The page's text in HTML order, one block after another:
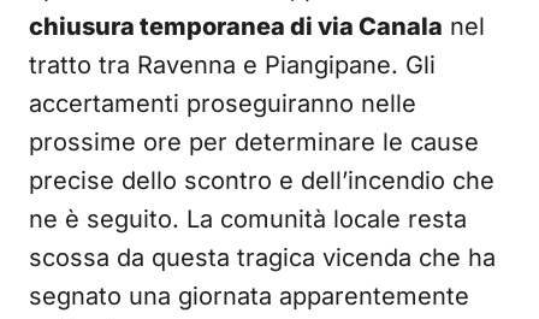
chiusura temporanea di via Canala nel
tratto tra Ravenna e Piangipane. Gli
accertamenti proseguiranno nelle
prossime ore per determinare le cause
precise dello scontro e dell’incendio che
ne è seguito. La comunità locale resta
scossa da questa tragica vicenda che ha
segnato una giornata apparentemente